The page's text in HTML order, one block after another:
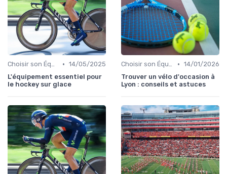
Choisir son Équipement Sportif • 14/05/2025
L'équipement essentiel pour
le hockey sur glace
Choisir son Équipement Sportif • 14/01/2026
Trouver un vélo d'occasion à
Lyon : conseils et astuces